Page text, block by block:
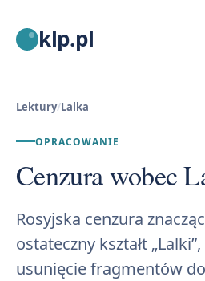
klp.pl
Lektury/Lalka
OPRACOWANIE
Cenzura wobec
Rosyjska cenzura
ostateczny kształt
usunięcie fragmentów